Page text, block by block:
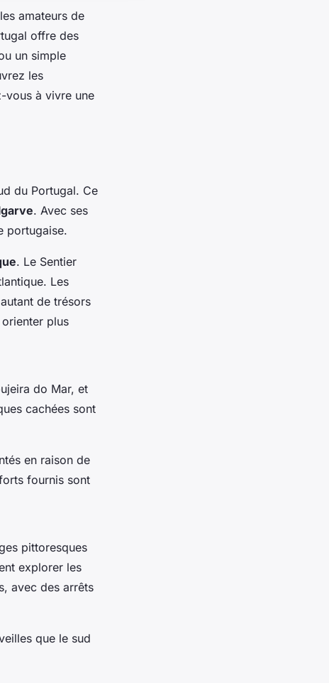
amateurs de
offre des
un simple
les
vous à vivre une
du Portugal. Ce
. Avec ses
portugaise.
. Le Sentier
Les
de trésors
plus
do Mar, et
cachées sont
en raison de
fournis sont
pittoresques
explorer les
avec des arrêts
que le sud